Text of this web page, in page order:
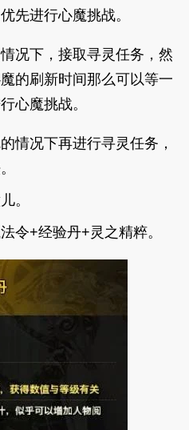
先进行心魔挑战。
况下，接取寻灵任务，然
的刷新时间那么可以等一
心魔挑战。
情况下再进行寻灵任务，
。
令+经验丹+灵之精粹。